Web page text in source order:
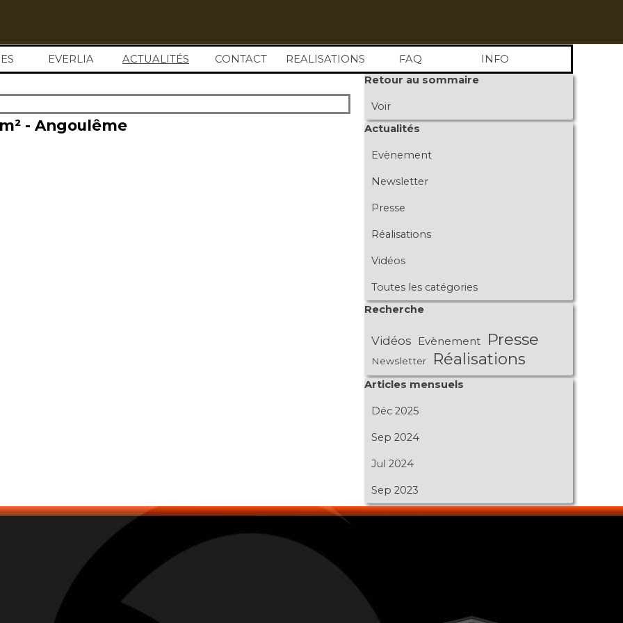
Sauter le menu
EVERLIA ▼
ACTUALITÉS CONTACT REALISATIONS FAQ INFO
- Angoulême
Sauter le bloc Retour au sommaire
Retour au sommaire
Voir
Sauter le bloc Actualités
Actualités
Evènement
Newsletter
Presse
Réalisations
Vidéos
Toutes les catégories
Sauter le bloc Recherche
Recherche
Vidéos Evènement Presse
Newsletter Réalisations
Sauter le bloc Articles mensuels
Articles mensuels
Déc 2025
Sep 2024
Jul 2024
Sep 2023